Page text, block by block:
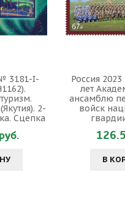
3181-I-
2-
Сцепка
Россия
лет
ансамблю
войск
В